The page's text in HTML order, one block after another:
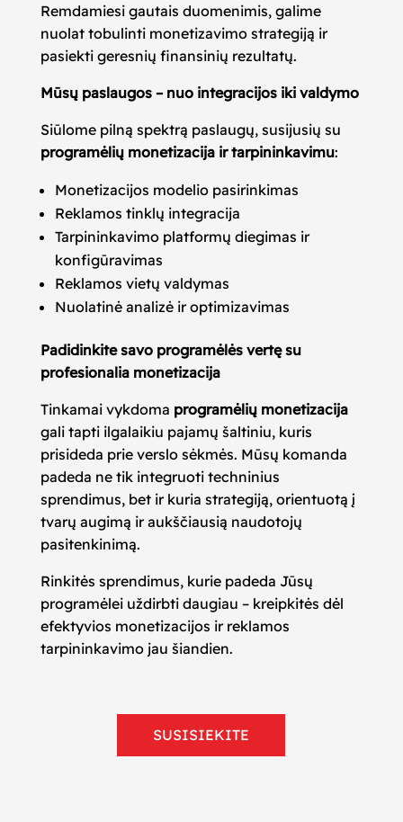
Remdamiesi gautais duomenimis, galime
nuolat tobulinti monetizavimo strategiją ir
pasiekti geresnių finansinių rezultatų.
Mūsų paslaugos – nuo integracijos iki valdymo
Siūlome pilną spektrą paslaugų, susijusių su
programėlių monetizacija ir tarpininkavimu:
Monetizacijos modelio pasirinkimas
Reklamos tinklų integracija
Tarpininkavimo platformų diegimas ir
konfigūravimas
Reklamos vietų valdymas
Nuolatinė analizė ir optimizavimas
Padidinkite savo programėlės vertę su
profesionalia monetizacija
Tinkamai vykdoma programėlių monetizacija
gali tapti ilgalaikiu pajamų šaltiniu, kuris
prisideda prie verslo sėkmės. Mūsų komanda
padeda ne tik integruoti techninius
sprendimus, bet ir kuria strategiją, orientuotą į
tvarų augimą ir aukščiausią naudotojų
pasitenkinimą.
Rinkitės sprendimus, kurie padeda Jūsų
programėlei uždirbti daugiau – kreipkitės dėl
efektyvios monetizacijos ir reklamos
tarpininkavimo jau šiandien.
SUSISIEKITE